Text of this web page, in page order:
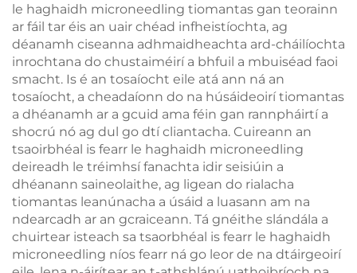
le haghaidh microneedling tiomantas gan teorainn
ar fáil tar éis an uair chéad infheistíochta, ag
déanamh ciseanna adhmaidheachta ard-cháilíochta
inrochtana do chustaiméirí a bhfuil a mbuiséad faoi
smacht. Is é an tosaíocht eile atá ann ná an
tosaíocht, a cheadaíonn do na húsáideoirí tiomantas
a dhéanamh ar a gcuid ama féin gan rannpháirtí a
shocrú nó ag dul go dtí cliantacha. Cuireann an
tsaoirbhéal is fearr le haghaidh microneedling
deireadh le tréimhsí fanachta idir seisiúin a
dhéanann saineolaithe, ag ligean do rialacha
tiomantas leanúnacha a úsáid a luasann am na
ndearcadh ar an gcraiceann. Tá gnéithe slándála a
chuirtear isteach sa tsaorbhéal is fearr le haghaidh
microneedling níos fearr ná go leor de na dtáirgeoirí